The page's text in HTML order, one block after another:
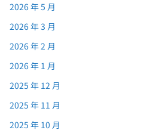
2026 年 5 月
2026 年 3 月
2026 年 2 月
2026 年 1 月
2025 年 12 月
2025 年 11 月
2025 年 10 月